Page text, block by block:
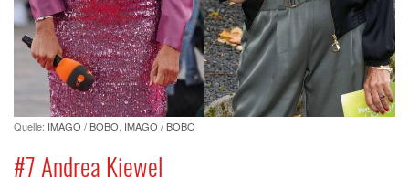
Quelle: IMAGO / BOBO, IMAGO / BOBO
#7 Andrea Kiewel